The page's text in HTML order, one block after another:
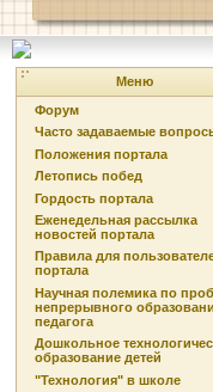
Меню
Форум
Часто задаваемые
Положения портала
Летопись побед
Гордость портала
Еженедельная рассылка
новостей портала
Правила для
портала
Научная полемика по
непрерывного
педагога
Дошкольное
образование детей
"Технология" в школе